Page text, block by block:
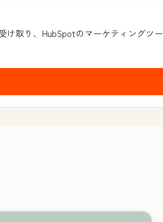
け取り、HubSpotのマーケティングツー